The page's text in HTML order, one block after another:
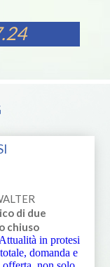
di due
chiuso
Attualità in protesi
totale, domanda e